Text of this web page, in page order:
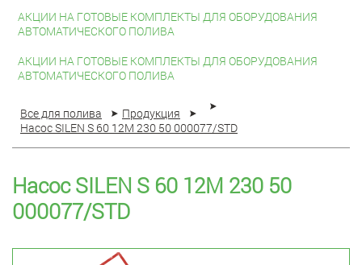
АКЦИИ НА ГОТОВЫЕ КОМПЛЕКТЫ ДЛЯ ОБОРУДОВАНИЯ
АВТОМАТИЧЕСКОГО ПОЛИВА
АКЦИИ НА ГОТОВЫЕ КОМПЛЕКТЫ ДЛЯ ОБОРУДОВАНИЯ
АВТОМАТИЧЕСКОГО ПОЛИВА
Все для полива
Продукция
Насос SILEN S 60 12M 230 50 000077/STD
Насос SILEN S 60 12M 230 50
000077/STD